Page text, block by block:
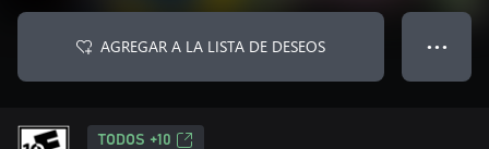
AGREGAR A LA LISTA DE DESEOS ● ● ●
TODOS +10